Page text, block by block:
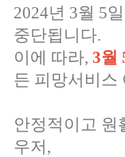
2024년 3월 5
중단됩니다.
이에 따라, 3월
든 피망서비스
안정적이고 원
우저,